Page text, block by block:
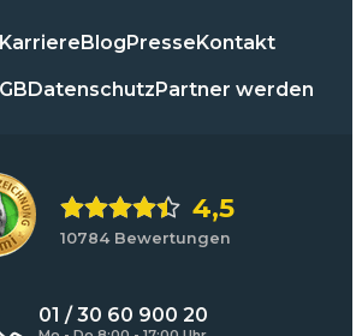
KarriereBlogPresseKontakt
DatenschutzPartner werden
4,5
10784 Bewertungen
01 / 30 60 900 20